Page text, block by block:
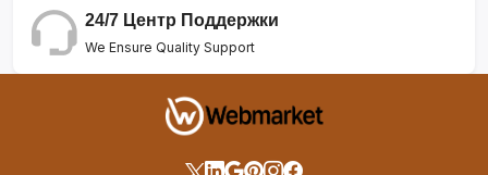
24/7 Центр Поддержки
We Ensure Quality Support